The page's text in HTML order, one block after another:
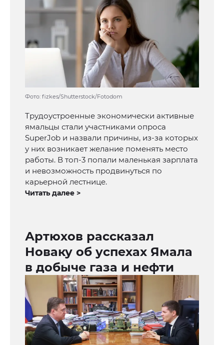
Фото: fizkes/Shutterstock/Fotodom
Трудоустроенные экономически активные
ямальцы стали участниками опроса
SuperJob и назвали причины, из-за которых
у них возникает желание поменять место
работы. В топ-3 попали маленькая зарплата
и невозможность продвинуться по
карьерной лестнице.
Читать далее >
Артюхов рассказал
Новаку об успехах Ямала
в добыче газа и нефти